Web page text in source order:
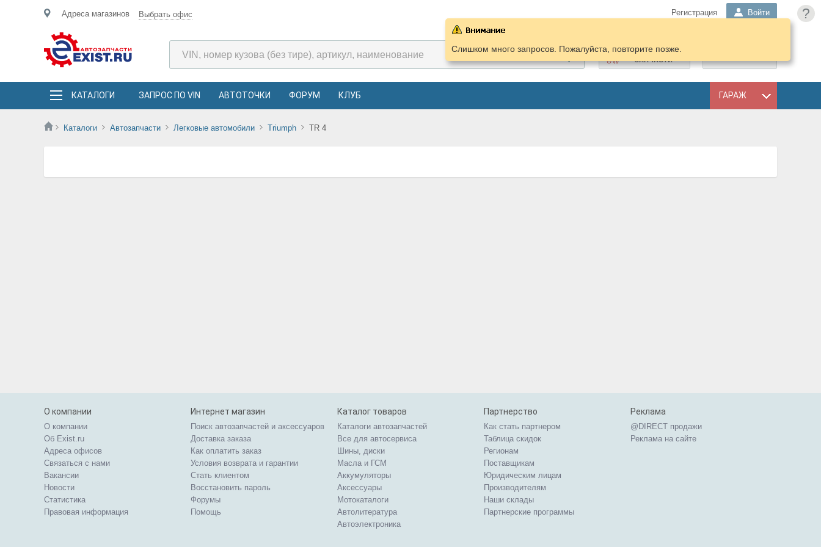
?
Адреса магазинов Выбрать офис Регистрация Войти
ПОДОБРАТЬ
ЗАПЧАСТИ
КАТАЛОГИ ЗАПРОС ПО VIN АВТОТОЧКИ ФОРУМ КЛУБ ГАРАЖ
Каталоги Автозапчасти Легковые автомобили Triumph TR 4
Слишком много запросов. Пожалуйста, повторите позже.
О компании
О компании
Об Exist.ru
Адреса офисов
Связаться с нами
Вакансии
Новости
Статистика
Правовая информация
Интернет магазин
Поиск автозапчастей и аксессуаров
Доставка заказа
Как оплатить заказ
Условия возврата и гарантии
Стать клиентом
Восстановить пароль
Форумы
Помощь
Каталог товаров
Каталоги автозапчастей
Все для автосервиса
Шины, диски
Масла и ГСМ
Аккумуляторы
Аксессуары
Мотокаталоги
Автолитература
Автоэлектроника
Партнерство
Как стать партнером
Таблица скидок
Регионам
Поставщикам
Юридическим лицам
Производителям
Наши склады
Партнерские программы
Реклама
@DIRECT продажи
Реклама на сайте